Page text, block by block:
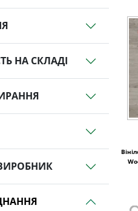
НА СКЛАДІ